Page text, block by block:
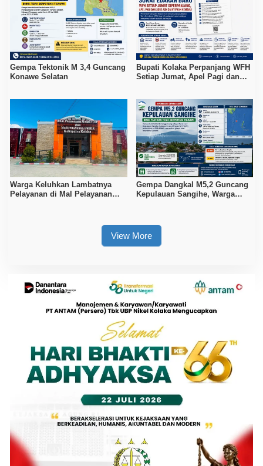
Gempa Tektonik M 3,4 Guncang
Konawe Selatan
Bupati Kolaka Perpanjang WFH
Setiap Jumat, Apel Pagi dan
Warga Keluhkan Lambatnya
Pelayanan di Mal Pelayanan
Gempa Dangkal M5,2 Guncang
Kepulauan Sangihe, Warga
View More